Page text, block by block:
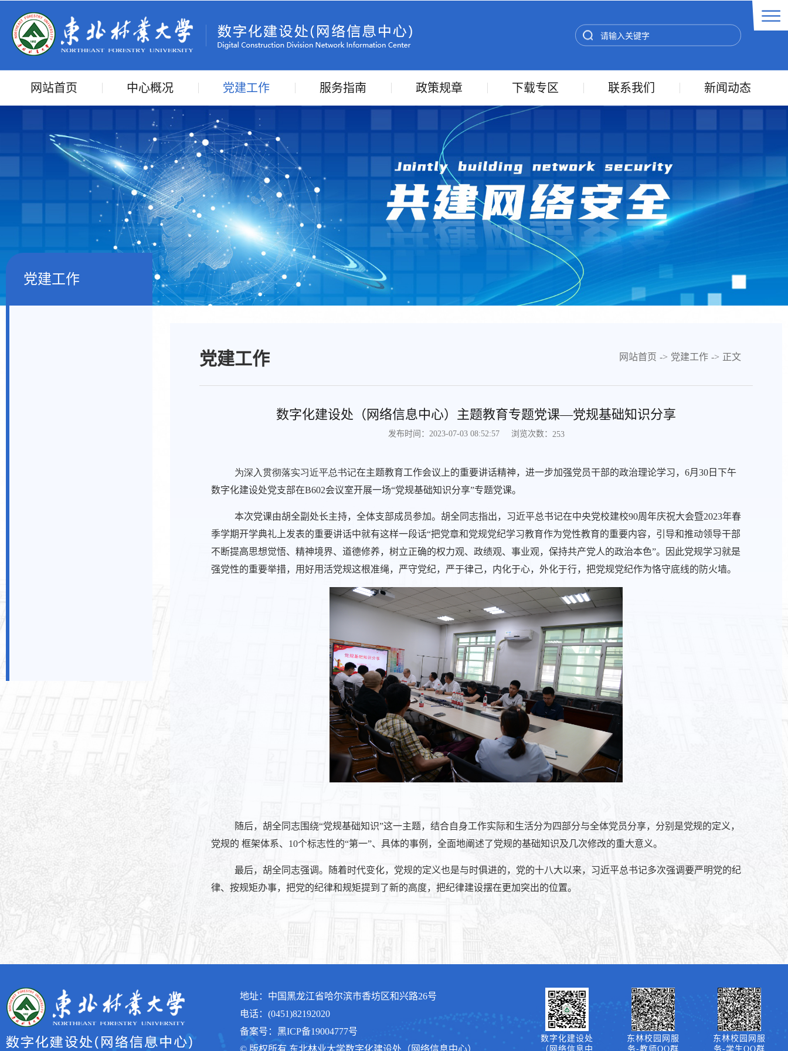
网站首页 中心概况 党建工作 服务指南 政策规章 下载专区 联系我们 新闻动态
党建工作
党建工作 网站首页 -> 党建工作 -> 正文
数字化建设处（网络信息中心）主题教育专题党课—党规基础知识分享
发布时间：2023-07-03 08:52:57 浏览次数： 253
为深入贯彻落实习近平总书记在主题教育工作会议上的重要讲话精神，进一步加强党员干部的政治理论学习，6月30日下午
数字化建设处党支部在B602会议室开展一场“党规基础知识分享”专题党课。
本次党课由胡全副处长主持，全体支部成员参加。胡全同志指出，习近平总书记在中央党校建校90周年庆祝大会暨2023年春
季学期开学典礼上发表的重要讲话中就有这样一段话“把党章和党规党纪学习教育作为党性教育的重要内容，引导和推动领导干部
不断提高思想觉悟、精神境界、道德修养，树立正确的权力观、政绩观、事业观，保持共产党人的政治本色”。因此党规学习就是
强党性的重要举措，用好用活党规这根准绳，严守党纪，严于律己，内化于心，外化于行，把党规党纪作为恪守底线的防火墙。
随后，胡全同志围绕“党规基础知识”这一主题，结合自身工作实际和生活分为四部分与全体党员分享，分别是党规的定义，
党规的 框架体系、10个标志性的“第一”、具体的事例，全面地阐述了党规的基础知识及几次修改的重大意义。
最后， 胡全同志强调。随着时代变化，党规的定义也是与时俱进的，党的十八大以来，习近平总书记多次强调要严明党的纪
律、按规矩办事，把党的纪律和规矩提到了新的高度，把纪律建设摆在更加突出的位置。
地址：中国黑龙江省哈尔滨市香坊区和兴路26号
电话：(0451)82192020
备案号：黑ICP备19004777号
数字化建设处
（网络信息中
东林校园网服
务-教师QQ群
东林校园网服
务-学生QQ群